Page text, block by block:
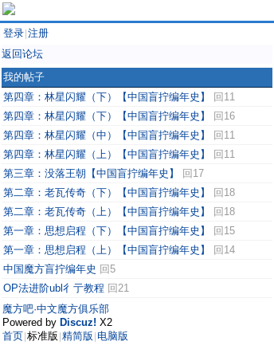
登录 注册
返回论坛
我的帖子
第四章：林星闪耀（下）【中国盲拧编年史】
回11
第四章：林星闪耀（下）【中国盲拧编年史】
回16
第四章：林星闪耀（中）【中国盲拧编年史】
回11
第四章：林星闪耀（上）【中国盲拧编年史】
回11
第三章：没落王朝【中国盲拧编年史】
回17
第二章：老瓦传奇（下）【中国盲拧编年史】
回18
第二章：老瓦传奇（上）【中国盲拧编年史】
回18
第一章：思想启程（下）【中国盲拧编年史】
回15
第一章：思想启程（上）【中国盲拧编年史】
回14
中国魔方盲拧编年史 回5
OP法进阶ubl彳亍教程 回21
魔方吧·中文魔方俱乐部
Powered by Discuz! X2
首页 标准版 精简版 电脑版